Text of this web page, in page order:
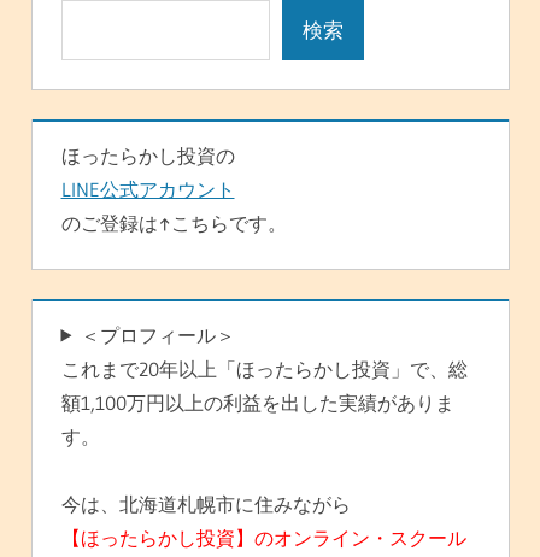
ジ
送
り
検索
ほったらかし投資の
LINE公式アカウント
のご登録は↑こちらです。
＜プロフィール＞
これまで20年以上「ほったらかし投資」で、総
額1,100万円以上の利益を出した実績がありま
す。
今は、北海道札幌市に住みながら
【ほったらかし投資】のオンライン・スクール